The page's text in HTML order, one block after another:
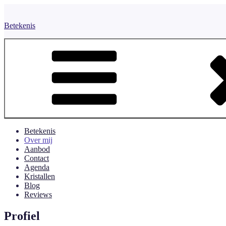
inhoud
Betekenis
Betekenis
Over mij
Aanbod
Contact
Agenda
Kristallen
Blog
Reviews
Profiel